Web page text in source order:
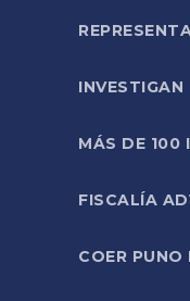
MÁS DE 100
FISCALÍA
COER